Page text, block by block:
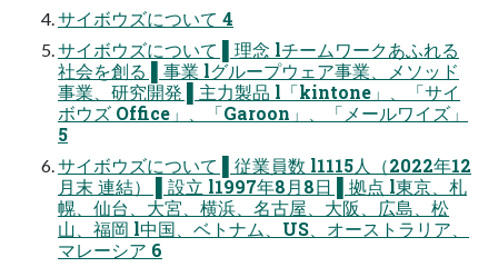
サイボウズについて 4
サイボウズについて ▌理念 lチームワークあふれる
社会を創る ▌事業 lグループウェア事業、メソッド
事業、研究開発 ▌主⼒製品 l「kintone」、「サイ
ボウズ Office」、「Garoon」、「メールワイズ」
5
サイボウズについて ▌従業員数 l1115⼈（2022年12
⽉末 連結） ▌設⽴ l1997年8⽉8⽇ ▌拠点 l東京、札
幌、仙台、⼤宮、横浜、名古屋、⼤阪、広島、松
⼭、福岡 l中国、ベトナム、US、オーストラリア、
マレーシア 6